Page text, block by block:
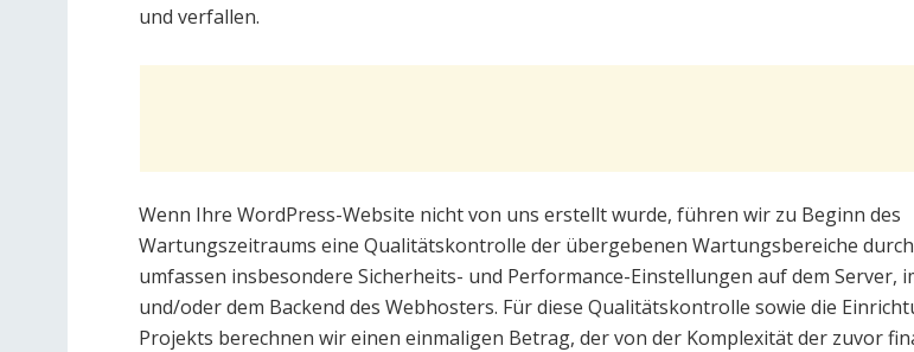
und verfallen.
Wenn Ihre WordPress-Website nicht von uns erstellt wurde, führen wir zu Beginn des
Wartungszeitraums eine Qualitätskontrolle der übergebenen Wartungsbereiche
umfassen insbesondere Sicherheits- und Performance-Einstellungen auf dem Server,
und/oder dem Backend des Webhosters. Für diese Qualitätskontrolle sowie die
Projekts berechnen wir einen einmaligen Betrag, der von der Komplexität der zuvor